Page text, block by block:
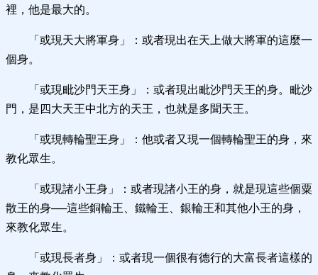
裡，他是最大的。
「或現天大將軍身」：或者現出在天上做大將軍的這麼一
個身。
「或現毗沙門天王身」：或者現出毗沙門天王的身。毗沙
門，是四大天王中北方的天王，也就是多聞天王。
「或現轉輪聖王身」：他或者又現一個轉輪聖王的身，來
教化眾生。
「或現諸小王身」：或者現諸小王的身，就是現這些個粟
散王的身──這些銅輪王、鐵輪王、銀輪王和其他小王的身，
來教化眾生。
「或現長者身」：或者現一個很有德行的大富長者這樣的